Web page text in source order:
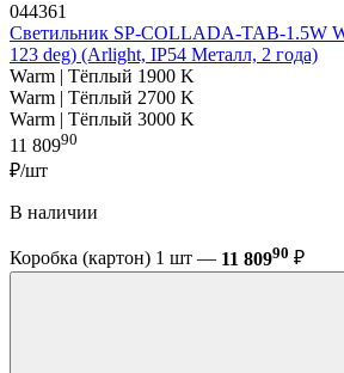
044361
Светильник SP-COLLADA-TAB-1.5W
123 deg) (Arlight, IP54 Металл, 2 года)
Warm | Тёплый 1900 K
Warm | Тёплый 2700 K
Warm | Тёплый 3000 K
11 80990
₽/шт
В наличии
Коробка (картон) 1 шт — 11 80990 ₽